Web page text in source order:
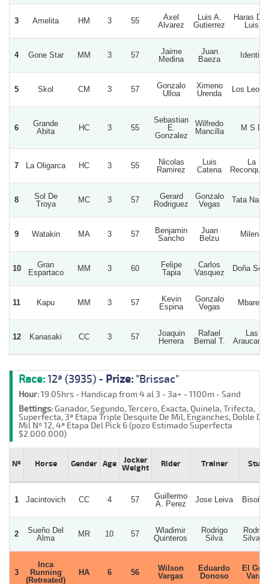
3 Amelita HM 3 55
Axel
Alvarez
Luis A.
Gutierrez
Haras
Luis
4 Gone Star MM 3 57
Jaime
Medina
Juan
Baeza
Identic
5 Skol CM 3 57
Gonzalo
Ulloa
Ximeno
Urenda
Los
6
Grande
Abita
HC 3 55
Sebastian
E.
Gonzalez
Wilfredo
Mancilla
M S D
7 La Oligarca HC 3 55
Nicolas
Ramirez
Luis
Catena
La
8
Sol De
Troya
MC 3 57
Gerard
Rodriguez
Gonzalo
Vegas
Tata
9 Watakin MA 3 57
Benjamin
Sancho
Juan
Belzu
Milena
10
Gran
Espartaco
MM 3 60
Felipe
Tapia
Carlos
Vasquez
Doña
11 Kapu MM 3 57
Kevin
Espina
Gonzalo
Vegas
Mbarete
12 Kanasaki CC 3 57
Joaquin
Herrera
Rafael
Bernal T.
Las
Race:12ª (3935) - Prize: "Brissac"
Hour:19:05hrs - Handicap from 4 al 3 - 3a+ - 1100m - Sand
Bettings:Ganador, Segundo, Tercero, Exacta, Quinela, Trifecta,
Superfecta, 3ª Etapa Triple Desquite De Mil, Enganches, Doble De
Mil Nº 12, 4ª Etapa Del Pick 6 (pozo Estimado Superfecta
$2.000.000)
Nº Horse Gender Age
Jocker
Weight
Rider Trainer Stud
1 Jacintovich CC 4 57
Guillermo
A. Perez
Jose Leiva
2
Sueño Del
Alma
MR 10 57
Wladimir
Quinteros
Rodrigo
Silva
Rodrigo
Silva
3
Inca
Running
(Retreated)
HA 6 56
Wilson
Vargas
Eduardo
Donoso
El
Varas